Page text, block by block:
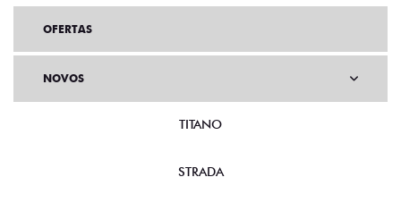
OFERTAS
NOVOS
TITANO
STRADA